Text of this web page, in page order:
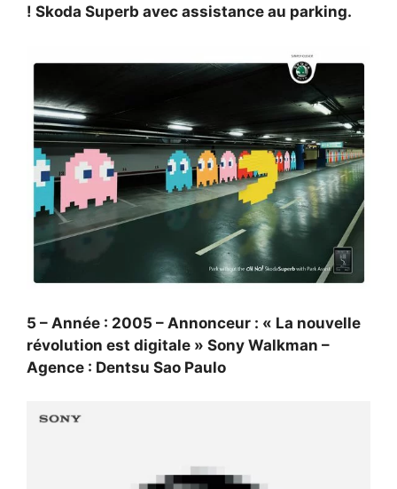
! Skoda Superb avec assistance au parking.
5 – Année : 2005 – Annonceur : « La nouvelle
révolution est digitale » Sony Walkman –
Agence : Dentsu Sao Paulo